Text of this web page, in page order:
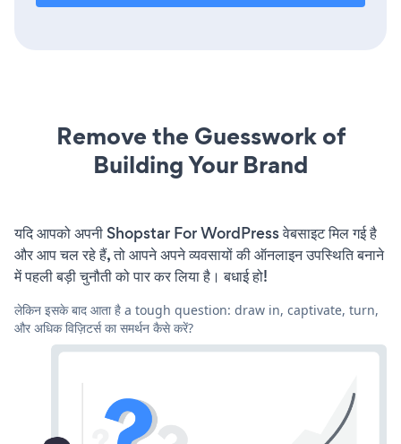
Remove the Guesswork of
Building Your Brand
यदि आपको अपनी Shopstar For WordPress वेबसाइट मिल गई है
और आप चल रहे हैं, तो आपने अपने व्यवसायों की ऑनलाइन उपस्थिति बनाने
में पहली बड़ी चुनौती को पार कर लिया है। बधाई हो!
लेकिन इसके बाद आता है a tough question: draw in, captivate, turn,
और अधिक विज़िटर्स का समर्थन कैसे करें?